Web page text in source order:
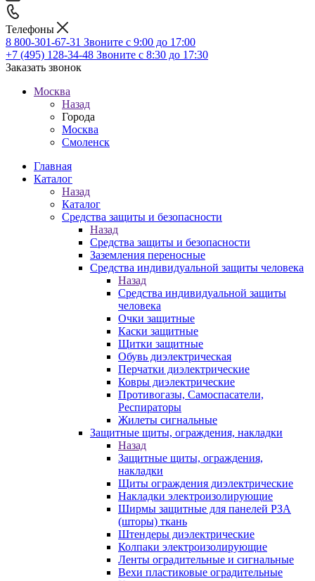
Телефоны
8 800-301-67-31 Звоните с 9:00 до 17:00
+7 (495) 128-34-48 Звоните с 8:30 до 17:30
Заказать звонок
Москва
Назад
Города
Москва
Смоленск
Главная
Каталог
Назад
Каталог
Средства защиты и безопасности
Назад
Средства защиты и безопасности
Заземления переносные
Средства индивидуальной защиты человека
Назад
Средства индивидуальной защиты
человека
Очки защитные
Каски защитные
Щитки защитные
Обувь диэлектрическая
Перчатки диэлектрические
Ковры диэлектрические
Противогазы, Самоспасатели,
Респираторы
Жилеты сигнальные
Защитные щиты, ограждения, накладки
Назад
Защитные щиты, ограждения,
накладки
Щиты ограждения диэлектрические
Накладки электроизолирующие
Ширмы защитные для панелей РЗА
(шторы) ткань
Штендеры диэлектрические
Колпаки электроизолирующие
Ленты оградительные и сигнальные
Вехи пластиковые оградительные